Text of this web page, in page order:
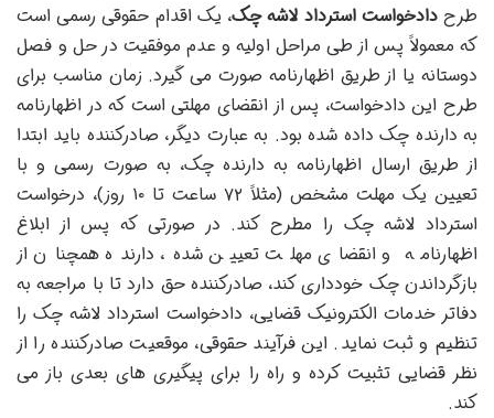
طرحدادخواست استرداد لاشه چک، یک اقدام حقوقی رسمی است
که معمولاً پس از طی مراحل اولیه و عدم موفقیت در حل و فصل
دوستانه یا از طریق اظهارنامه صورت می گیرد. زمان مناسب برای
طرح این دادخواست، پس از انقضای مهلتی است که در اظهارنامه
به دارنده چک داده شده بود. به عبارت دیگر، صادرکننده باید ابتدا
از طریق ارسال اظهارنامه به دارنده چک، به صورت رسمی و با
تعیین یک مهلت مشخص (مثلاً ۷۲ ساعت تا ۱۰ روز)، درخواست
استرداد لاشه چک را مطرح کند. در صورتی که پس از ابلاغ
اظهارنامه و انقضای مهلت تعیین شده، دارنده همچنان از
بازگرداندن چک خودداری کند، صادرکننده حق دارد تا با مراجعه به
دفاتر خدمات الکترونیک قضایی، دادخواست استرداد لاشه چک را
تنظیم و ثبت نماید. این فرآیند حقوقی، موقعیت صادرکننده را از
نظر قضایی تثبیت کرده و راه را برای پیگیری های بعدی باز می
کند.